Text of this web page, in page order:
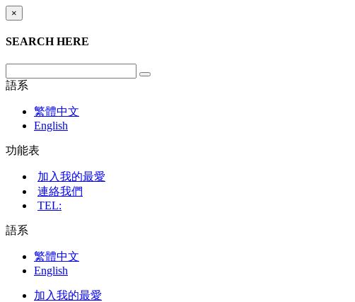
×
SEARCH HERE
語系
繁體中文
English
功能表
加入我的最愛
連絡我們
TEL:
語系
繁體中文
English
加入我的最愛